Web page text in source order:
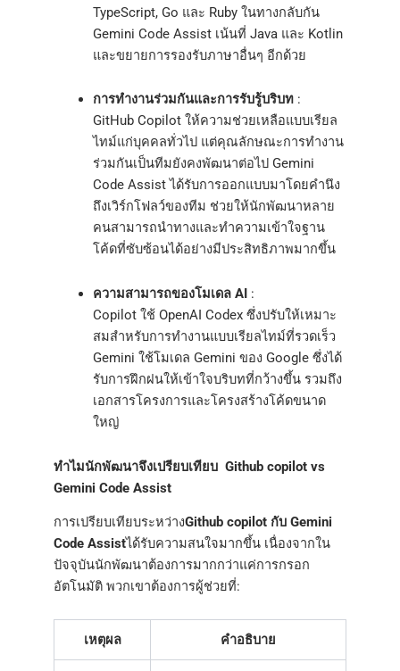
TypeScript, Go และ Ruby ในทางกลับกัน
Gemini Code Assist เน้นที่ Java และ Kotlin
และขยายการรองรับภาษาอื่นๆ อีกด้วย
การทำงานร่วมกันและการรับรู้บริบท:
GitHub Copilot ให้ความช่วยเหลือแบบเรียล
ไทม์แก่บุคคลทั่วไป แต่คุณลักษณะการทำงาน
ร่วมกันเป็นทีมยังคงพัฒนาต่อไป Gemini
Code Assist ได้รับการออกแบบมาโดยคำนึง
ถึงเวิร์กโฟลว์ของทีม ช่วยให้นักพัฒนาหลาย
คนสามารถนำทางและทำความเข้าใจฐาน
โค้ดที่ซับซ้อนได้อย่างมีประสิทธิภาพมากขึ้น
ความสามารถของโมเดล AI:
Copilot ใช้ OpenAI Codex ซึ่งปรับให้เหมาะ
สมสำหรับการทำงานแบบเรียลไทม์ที่รวดเร็ว
Gemini ใช้โมเดล Gemini ของ Google ซึ่งได้
รับการฝึกฝนให้เข้าใจบริบทที่กว้างขึ้น รวมถึง
เอกสารโครงการและโครงสร้างโค้ดขนาด
ใหญ่
ทำไมนักพัฒนาจึงเปรียบเทียบ Github copilot vs
Gemini Code Assist​​
การเปรียบเทียบระหว่างGithub copilot กับ Gemini
Code Assistได้รับความสนใจมากขึ้น เนื่องจากใน
ปัจจุบันนักพัฒนาต้องการมากกว่าแค่การกรอก
อัตโนมัติ พวกเขาต้องการผู้ช่วยที่:
เหตุผล คำอธิบาย